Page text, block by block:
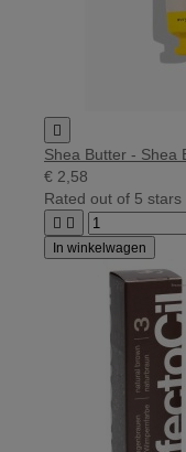

Shea Butter - Shea
€ 2,58
Rated out of 5 stars
 
In winkelwagen